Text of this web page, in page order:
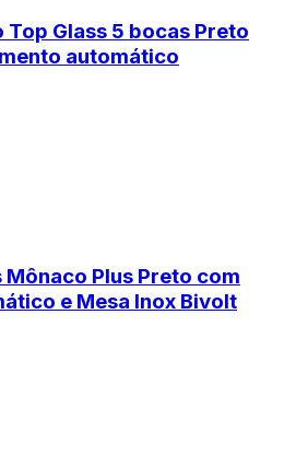
Top Glass 5 bocas Preto
automático
Plus Preto com
e Mesa Inox Bivolt